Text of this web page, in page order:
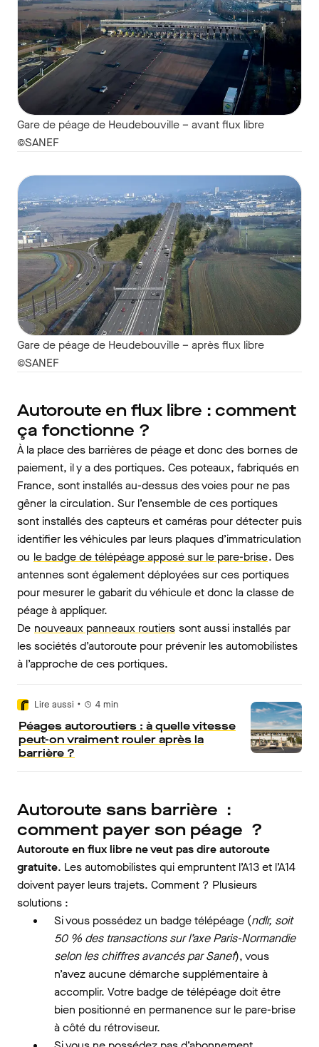
Gare de péage de Heudebouville – avant flux libre
©SANEF
Gare de péage de Heudebouville – après flux libre
©SANEF
Autoroute en flux libre : comment
ça fonctionne ?
À la place des barrières de péage et donc des bornes de
paiement, il y a des portiques. Ces poteaux, fabriqués en
France, sont installés au-dessus des voies pour ne pas
gêner la circulation. Sur l’ensemble de ces portiques
sont installés des capteurs et caméras pour détecter puis
identifier les véhicules par leurs plaques d’immatriculation
ou le badge de télépéage apposé sur le pare-brise. Des
antennes sont également déployées sur ces portiques
pour mesurer le gabarit du véhicule et donc la classe de
péage à appliquer.
De nouveaux panneaux routiers sont aussi installés par
les sociétés d’autoroute pour prévenir les automobilistes
à l’approche de ces portiques.
Lire aussi • 4 min
Péages autoroutiers : à quelle vitesse
peut-on vraiment rouler après la
barrière ?
Autoroute sans barrière :
comment payer son péage ?
Autoroute en flux libre ne veut pas dire autoroute
gratuite. Les automobilistes qui empruntent l’A13 et l’A14
doivent payer leurs trajets. Comment ? Plusieurs
solutions :
Si vous possédez un badge télépéage (ndlr, soit
50 % des transactions sur l’axe Paris-Normandie
selon les chiffres avancés par Sanef), vous
n’avez aucune démarche supplémentaire à
accomplir. Votre badge de télépéage doit être
bien positionné en permanence sur le pare-brise
à côté du rétroviseur.